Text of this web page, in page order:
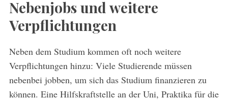
Nebenjobs und weitere
Verpflichtungen
Neben dem Studium kommen oft noch weitere
Verpflichtungen hinzu: Viele Studierende müssen
nebenbei jobben, um sich das Studium finanzieren zu
können. Eine Hilfskraftstelle an der Uni, Praktika für die